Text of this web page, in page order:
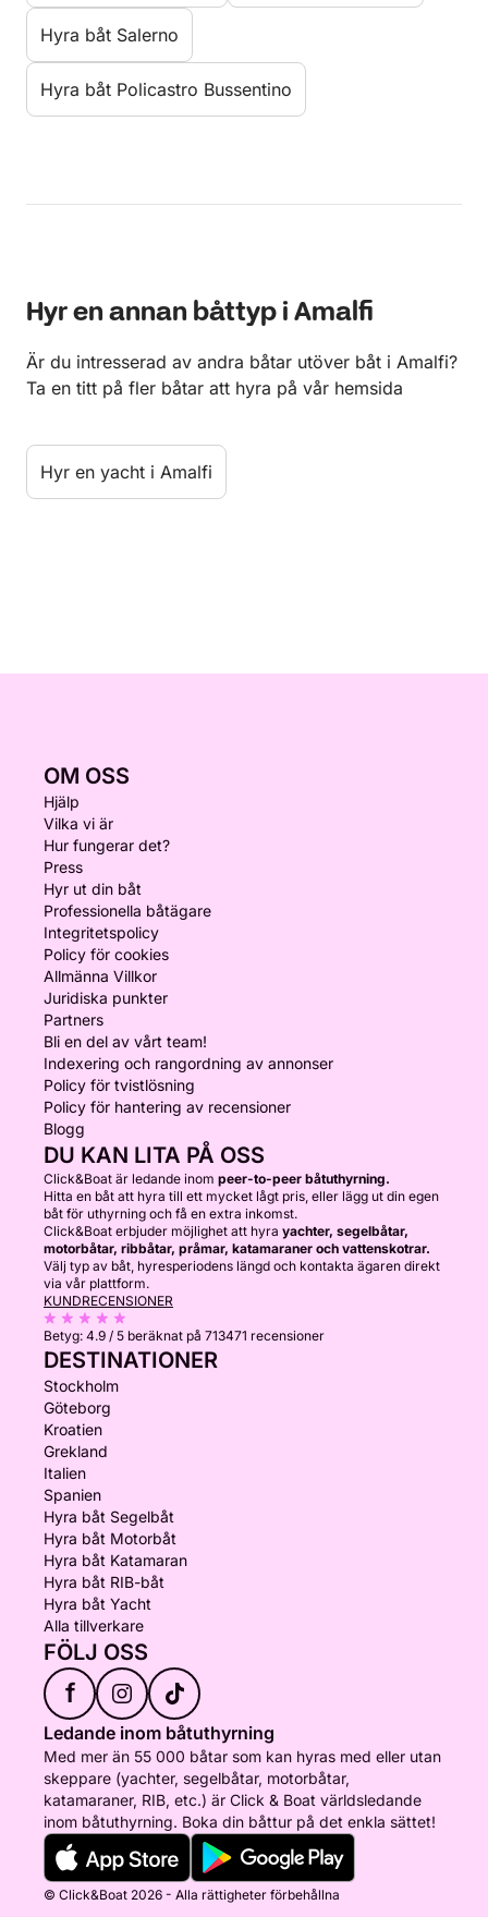
Hyra båt Salerno
Hyra båt Policastro Bussentino
Hyr en annan båttyp i Amalfi
Är du intresserad av andra båtar utöver båt i Amalfi?
Ta en titt på fler båtar att hyra på vår hemsida
Hyr en yacht i Amalfi
OM OSS
Hjälp
Vilka vi är
Hur fungerar det?
Press
Hyr ut din båt
Professionella båtägare
Integritetspolicy
Policy för cookies
Allmänna Villkor
Juridiska punkter
Partners
Bli en del av vårt team!
Indexering och rangordning av annonser
Policy för tvistlösning
Policy för hantering av recensioner
Blogg
DU KAN LITA PÅ OSS
Click&Boat är ledande inom peer-to-peer båtuthyrning.
Hitta en båt att hyra till ett mycket lågt pris, eller lägg ut din egen
båt för uthyrning och få en extra inkomst.
Click&Boat erbjuder möjlighet att hyra yachter, segelbåtar,
motorbåtar, ribbåtar, pråmar, katamaraner och vattenskotrar.
Välj typ av båt, hyresperiodens längd och kontakta ägaren direkt
via vår plattform.
KUNDRECENSIONER
Betyg: 4.9 / 5 beräknat på 713471 recensioner
DESTINATIONER
Stockholm
Göteborg
Kroatien
Grekland
Italien
Spanien
Hyra båt Segelbåt
Hyra båt Motorbåt
Hyra båt Katamaran
Hyra båt RIB-båt
Hyra båt Yacht
Alla tillverkare
FÖLJ OSS
f
Ledande inom båtuthyrning
Med mer än 55 000 båtar som kan hyras med eller utan
skeppare (yachter, segelbåtar, motorbåtar,
katamaraner, RIB, etc.) är Click & Boat världsledande
inom båtuthyrning. Boka din båttur på det enkla sättet!
© Click&Boat 2026 - Alla rättigheter förbehållna